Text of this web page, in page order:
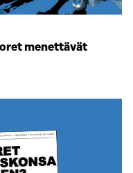
menettävät